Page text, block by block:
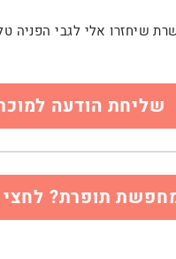
שיחזרו אלי לגבי הפניה
תופרת? לחצי